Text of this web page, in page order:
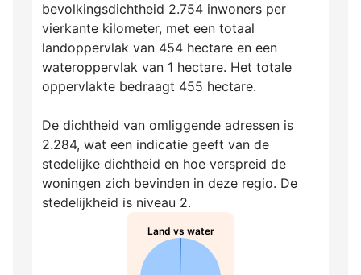
bevolkingsdichtheid 2.754 inwoners per
vierkante kilometer, met een totaal
landoppervlak van 454 hectare en een
wateroppervlak van 1 hectare. Het totale
oppervlakte bedraagt 455 hectare.
De dichtheid van omliggende adressen is
2.284, wat een indicatie geeft van de
stedelijke dichtheid en hoe verspreid de
woningen zich bevinden in deze regio. De
stedelijkheid is niveau 2.
Land vs water